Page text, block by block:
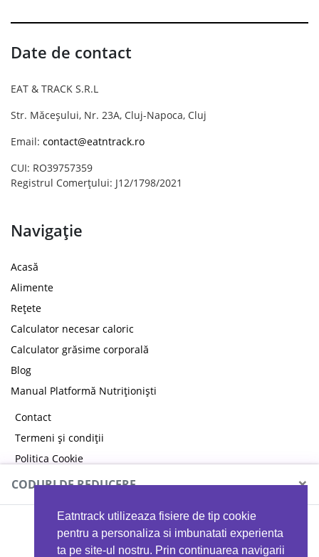
Eatntrack utilizeaza fisiere de tip cookie
pentru a personaliza si imbunatati experienta
ta pe site-ul nostru. Prin continuarea navigarii
Date de contact
EAT & TRACK S.R.L
Str. Măceșului, Nr. 23A, Cluj-Napoca, Cluj
Email: contact@eatntrack.ro
CUI: RO39757359
Registrul Comerțului: J12/1798/2021
Navigație
Acasă
Alimente
Rețete
Calculator necesar caloric
Calculator grăsime corporală
Blog
Manual Platformă Nutriționiști
Contact
Termeni și condiții
Politica Cookie
Politica de confidențialitate
CODURI DE REDUCERE ×
MYPROTEIN